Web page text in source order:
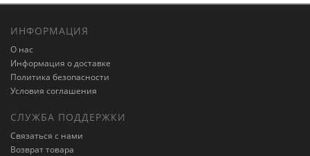
ИНФОРМАЦИЯ
О нас
Информация о доставке
Политика безопасности
Условия соглашения
СЛУЖБА ПОДДЕРЖКИ
Связаться с нами
Возврат товара